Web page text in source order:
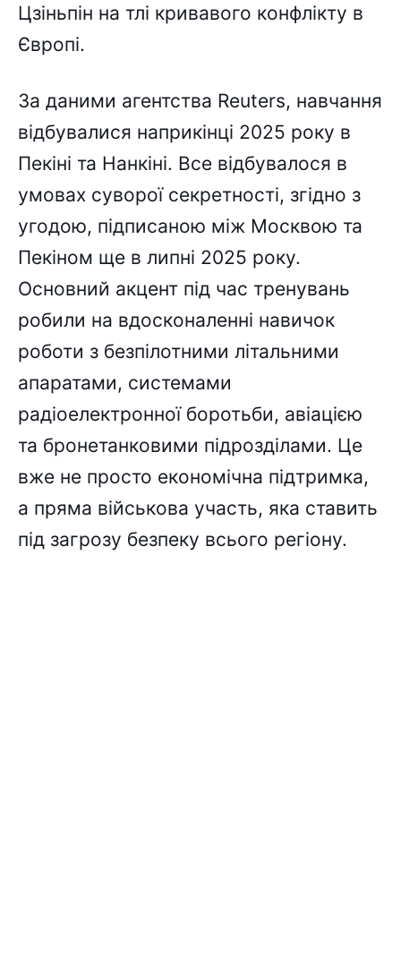
Цзіньпін на тлі кривавого конфлікту в
Європі.
За даними агентства Reuters, навчання
відбувалися наприкінці 2025 року в
Пекіні та Нанкіні. Все відбувалося в
умовах суворої секретності, згідно з
угодою, підписаною між Москвою та
Пекіном ще в липні 2025 року.
Основний акцент під час тренувань
робили на вдосконаленні навичок
роботи з безпілотними літальними
апаратами, системами
радіоелектронної боротьби, авіацією
та бронетанковими підрозділами. Це
вже не просто економічна підтримка,
а пряма військова участь, яка ставить
під загрозу безпеку всього регіону.